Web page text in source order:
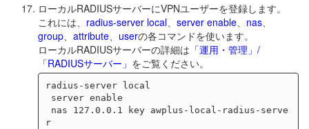
ローカルRADIUSサーバーにVPNユーザーを登録します。
これには、 radius-server local server enable nas
group
attribute userの各コマンドを使います。
ローカルRADIUSサーバーの詳細は 「運用・管理」/
「RADIUSサーバー」 をご覧ください。
radius-server local
r